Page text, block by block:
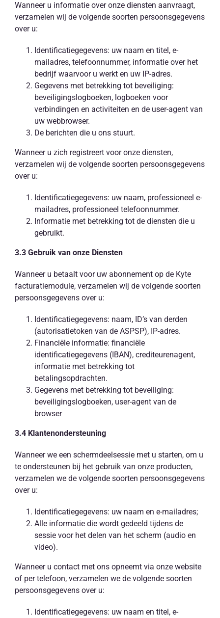
Wanneer u informatie over onze diensten aanvraagt,
verzamelen wij de volgende soorten persoonsgegevens
over u:
Identificatiegegevens: uw naam en titel, e-
mailadres, telefoonnummer, informatie over het
bedrijf waarvoor u werkt en uw IP-adres.
Gegevens met betrekking tot beveiliging:
beveiligingslogboeken, logboeken voor
verbindingen en activiteiten en de user-agent van
uw webbrowser.
De berichten die u ons stuurt.
Wanneer u zich registreert voor onze diensten,
verzamelen wij de volgende soorten persoonsgegevens
over u:
Identificatiegegevens: uw naam, professioneel e-
mailadres, professioneel telefoonnummer.
Informatie met betrekking tot de diensten die u
gebruikt.
3.3 Gebruik van onze Diensten
Wanneer u betaalt voor uw abonnement op de Kyte
facturatiemodule, verzamelen wij de volgende soorten
persoonsgegevens over u:
Identificatiegegevens: naam, ID’s van derden
(autorisatietoken van de ASPSP), IP-adres.
Financiële informatie: financiële
identificatiegegevens (IBAN), crediteurenagent,
informatie met betrekking tot
betalingsopdrachten.
Gegevens met betrekking tot beveiliging:
beveiligingslogboeken, user-agent van de
browser
3.4 Klantenondersteuning
Wanneer we een schermdeelsessie met u starten, om u
te ondersteunen bij het gebruik van onze producten,
verzamelen we de volgende soorten persoonsgegevens
over u:
Identificatiegegevens: uw naam en e-mailadres;
Alle informatie die wordt gedeeld tijdens de
sessie voor het delen van het scherm (audio en
video).
Wanneer u contact met ons opneemt via onze website
of per telefoon, verzamelen we de volgende soorten
persoonsgegevens over u:
Identificatiegegevens: uw naam en titel, e-